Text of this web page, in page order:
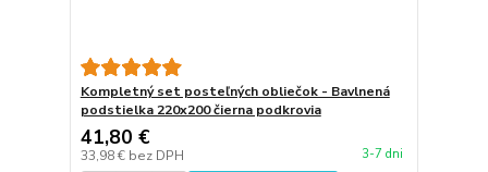
Kompletný set posteľných obliečok - Bavlnená
podstielka 220x200 čierna podkrovia
41,80 €
33,98 € bez DPH 3-7 dni